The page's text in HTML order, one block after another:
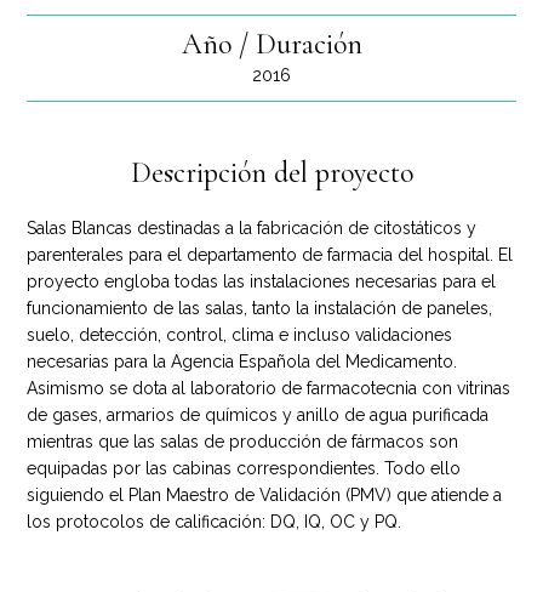
Año / Duración
2016
Descripción del proyecto
Salas Blancas destinadas a la fabricación de citostáticos y
parenterales para el departamento de farmacia del hospital. El
proyecto engloba todas las instalaciones necesarias para el
funcionamiento de las salas, tanto la instalación de paneles,
suelo, detección, control, clima e incluso validaciones
necesarias para la Agencia Española del Medicamento.
Asimismo se dota al laboratorio de farmacotecnia con vitrinas
de gases, armarios de químicos y anillo de agua purificada
mientras que las salas de producción de fármacos son
equipadas por las cabinas correspondientes. Todo ello
siguiendo el Plan Maestro de Validación (PMV) que atiende a
los protocolos de calificación: DQ, IQ, OC y PQ.